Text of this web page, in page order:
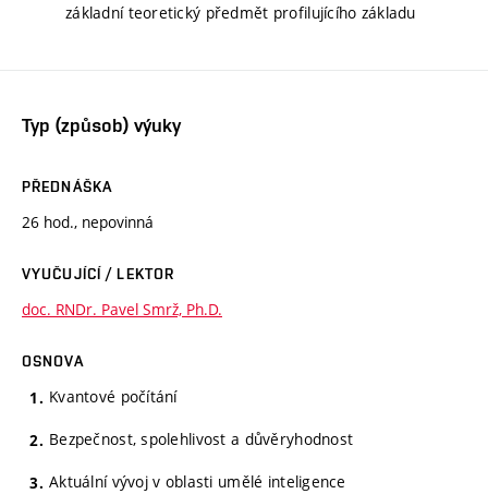
základní teoretický předmět profilujícího základu
Typ (způsob) výuky
PŘEDNÁŠKA
26 hod., nepovinná
VYUČUJÍCÍ / LEKTOR
doc. RNDr. Pavel Smrž, Ph.D.
OSNOVA
Kvantové počítání
Bezpečnost, spolehlivost a důvěryhodnost
Aktuální vývoj v oblasti umělé inteligence